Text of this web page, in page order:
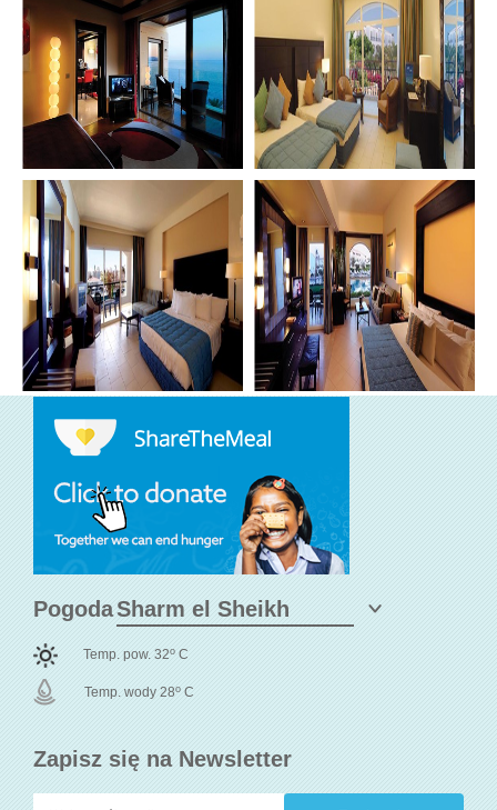
Zapisz się na Newsletter
Pogoda
Temp. pow. 32o C
Temp. wody 28o C